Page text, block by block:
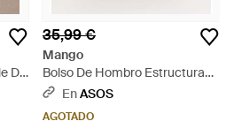
De
35,99 €
Mango
Bolso De Hombro Estructurado
De - Azul
EnASOS
AGOTADO